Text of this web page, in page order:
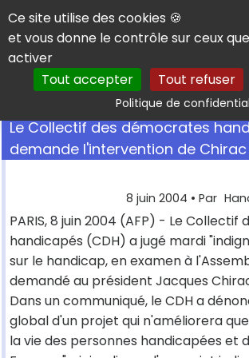
Panneau de gestion des cookies
Ce site utilise des cookies 🍪
et vous donne le contrôle sur ceux
activer
Tout accepter
Tout refuser
Politique de
Le Collectif des démocrates
demande l'intervention de Chirac
8 juin 2004 • Par
PARIS, 8 juin 2004 (AFP) - Le
handicapés (CDH) a jugé mardi
sur le handicap, en examen à
demandé au président Jacques
Dans un communiqué, le CDH a
global d'un projet qui n'améliorera
la vie des personnes handicapées et